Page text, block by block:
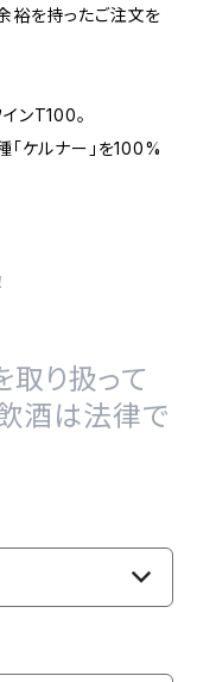
裕を持ったご注文を
ンT100。
ケルナー」を100%
取り扱って
酒は法律で